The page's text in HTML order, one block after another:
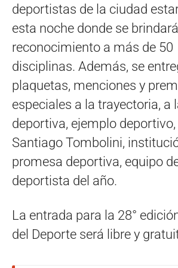
deportistas de la ciudad
esta noche donde se
reconocimiento a más de 50
disciplinas. Además, se
plaquetas, menciones y
especiales a la trayectoria, a
deportiva, ejemplo
Santiago Tombolini,
promesa deportiva, equipo
deportista del año.
La entrada para la 28°
del Deporte será libre y